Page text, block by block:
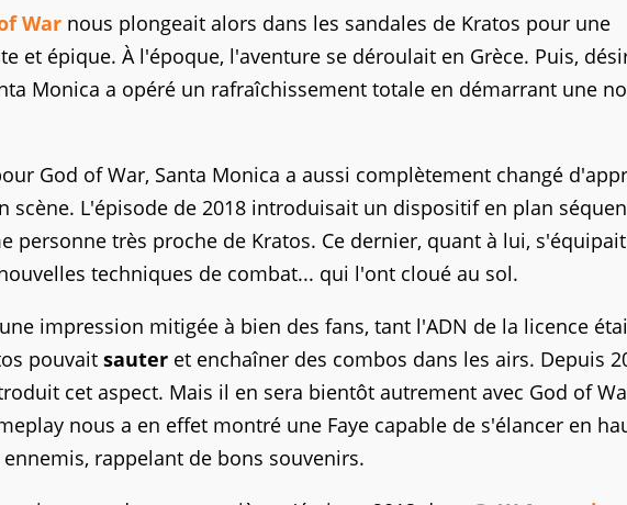
War nous plongeait alors dans les sandales de Kratos pour une
et épique. À l'époque, l'aventure se déroulait en Grèce. Puis,
Monica a opéré un rafraîchissement totale en démarrant une
God of War, Santa Monica a aussi complètement changé
scène. L'épisode de 2018 introduisait un dispositif en plan
personne très proche de Kratos. Ce dernier, quant à lui,
techniques de combat... qui l'ont cloué au sol.
impression mitigée à bien des fans, tant l'ADN de la licence
pouvait sauter et enchaîner des combos dans les airs. Depuis
cet aspect. Mais il en sera bientôt autrement avec God of
nous a en effet montré une Faye capable de s'élancer en
rappelant de bons souvenirs.